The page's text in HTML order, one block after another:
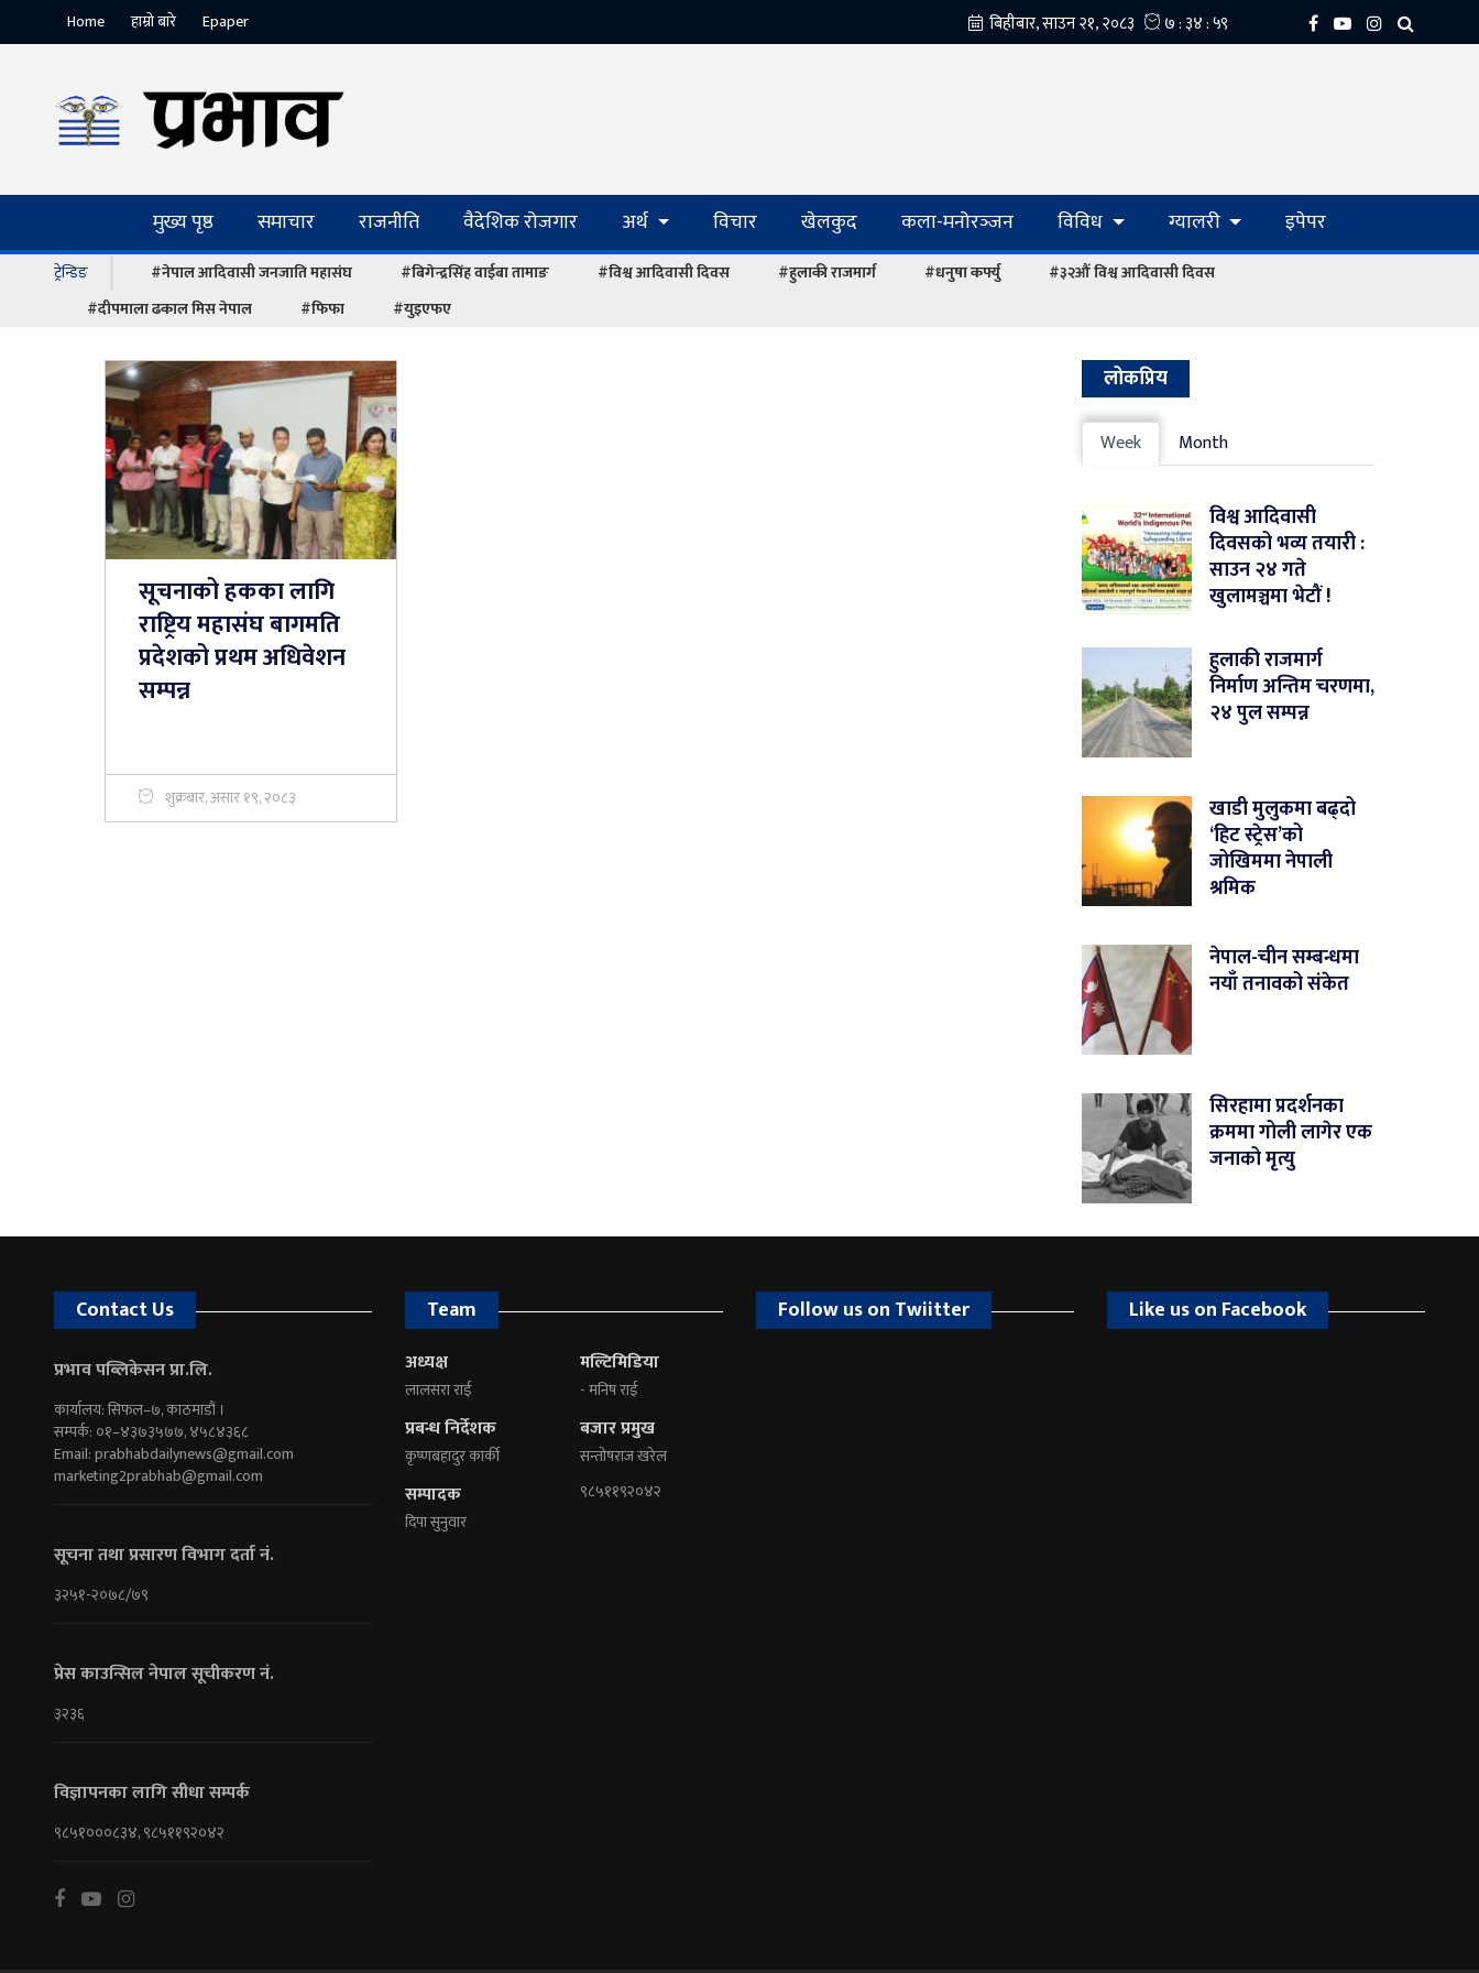
Home हाम्रो बारे Epaper
मुख्य पृष्ठ समाचार राजनीति वैदेशिक रोजगार अर्थ विचार खेलकुद कला-मनोरञ्‍जन विविध ग्यालरी इपेपर
ट्रेन्डिङ #नेपाल आदिवासी जनजाति महासंघ #बिगेन्द्रसिंह वाईबा तामाङ #विश्व आदिवासी दिवस #हुलाकी राजमार्ग #धनुषा कर्फ्यु
#३२औं विश्व आदिवासी दिवस
#दीपमाला ढकाल मिस नेपाल
#फिफा #युइएफए
सूचनाको हकका लागि
राष्ट्रिय महासंघ बागमति
प्रदेशको प्रथम अधिवेशन
सम्पन्न
शुक्रबार, असार १९, २०८३
लोकप्रिय
Week Month
विश्व आदिवासी
दिवसको भव्य तयारी :
साउन २४ गते
खुलामञ्चमा भेटौं !
हुलाकी राजमार्ग
निर्माण अन्तिम चरणमा,
२४ पुल सम्पन्न
खाडी मुलुकमा बढ्दो
‘हिट स्ट्रेस’को
जोखिममा नेपाली
श्रमिक
नेपाल-चीन सम्बन्धमा
नयाँ तनावको संकेत
सिरहामा प्रदर्शनका
क्रममा गोली लागेर एक
जनाको मृत्यु
Contact Us
प्रभाव पब्लिकेसन प्रा.लि.
कार्यालय: सिफल–७, काठमाडौं ।
सम्पर्क: ०१–४३७३५७७, ४५८४३६८
Email:prabhabdailynews@gmail.com
marketing2prabhab@gmail.com
सूचना तथा प्रसारण विभाग दर्ता नं.
३२५१-२०७८/७९
प्रेस काउन्सिल नेपाल सूचीकरण नं.
३२३६
विज्ञापनका लागि सीधा सम्पर्क
९८५१०००८३४, ९८५११९२०४२
Team
अध्यक्ष
लालसरा राई
प्रबन्ध निर्देशक
कृष्णबहादुर कार्की
सम्पादक
दिपा सुनुवार
मल्टिमिडिया
- मनिष राई
बजार प्रमुख
सन्तोषराज खरेल
९८५११९२०४२
Follow us on Twiitter Like us on Facebook